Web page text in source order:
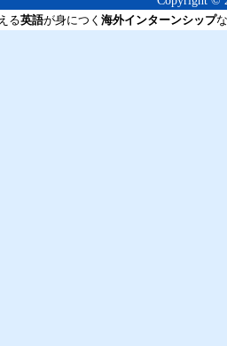
る英語が身につく 海外インターンシップ